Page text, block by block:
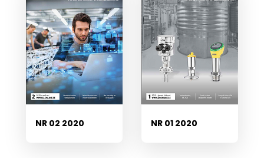
NR 02 2020 NR 01 2020